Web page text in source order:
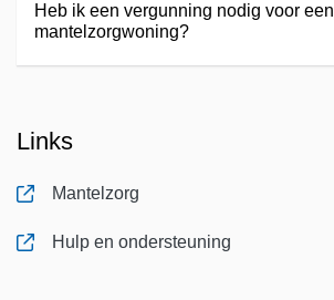
Heb ik een vergunning nodig voor een
mantelzorgwoning?
Links
Mantelzorg
, opent in nieuw tabblad
Hulp en ondersteuning
, opent in nieuw tabblad